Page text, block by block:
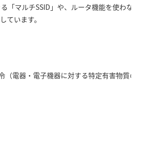
「マルチSSID」や、ルータ機能を使わな
ています。
（電器・電子機器に対する特定有害物質